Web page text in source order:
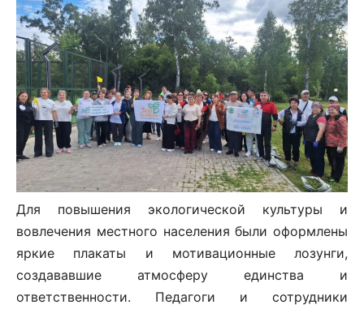
Для повышения экологической культуры и
вовлечения местного населения были оформлены
яркие плакаты и мотивационные лозунги,
создававшие атмосферу единства и
ответственности. Педагоги и сотрудники